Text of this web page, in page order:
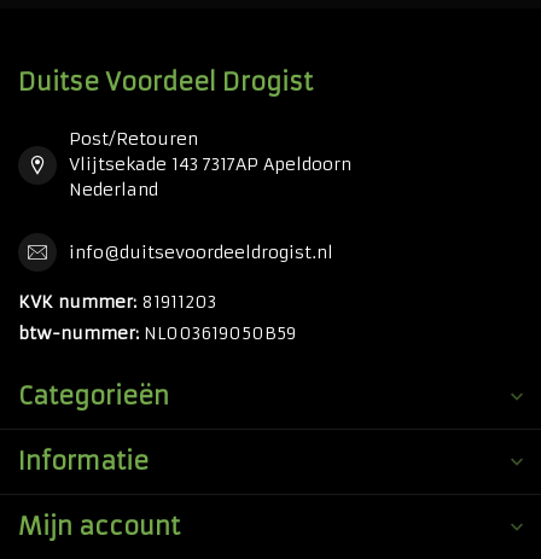
Duitse Voordeel Drogist
Post/Retouren
Vlijtsekade 143 7317AP Apeldoorn
Nederland
info@duitsevoordeeldrogist.nl
KVK nummer: 81911203
btw-nummer: NL003619050B59
Categorieën
Informatie
Mijn account